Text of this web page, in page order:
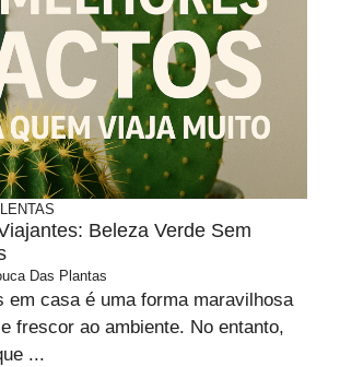
Beleza Verde Sem
Das Plantas
em casa é uma forma maravilhosa
frescor ao ambiente. No entanto,
...